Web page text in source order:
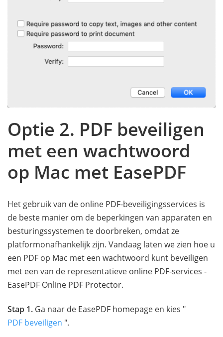
Optie 2. PDF beveiligen
met een wachtwoord
op Mac met EasePDF
Het gebruik van de online PDF-beveiligingsservices is
de beste manier om de beperkingen van apparaten en
besturingssystemen te doorbreken, omdat ze
platformonafhankelijk zijn. Vandaag laten we zien hoe u
een PDF op Mac met een wachtwoord kunt beveiligen
met een van de representatieve online PDF-services -
EasePDF Online PDF Protector.
Stap 1. Ga naar de EasePDF homepage en kies "
PDF beveiligen ".